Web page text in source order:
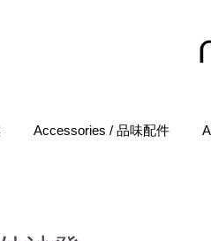
Accessories / 品味配件